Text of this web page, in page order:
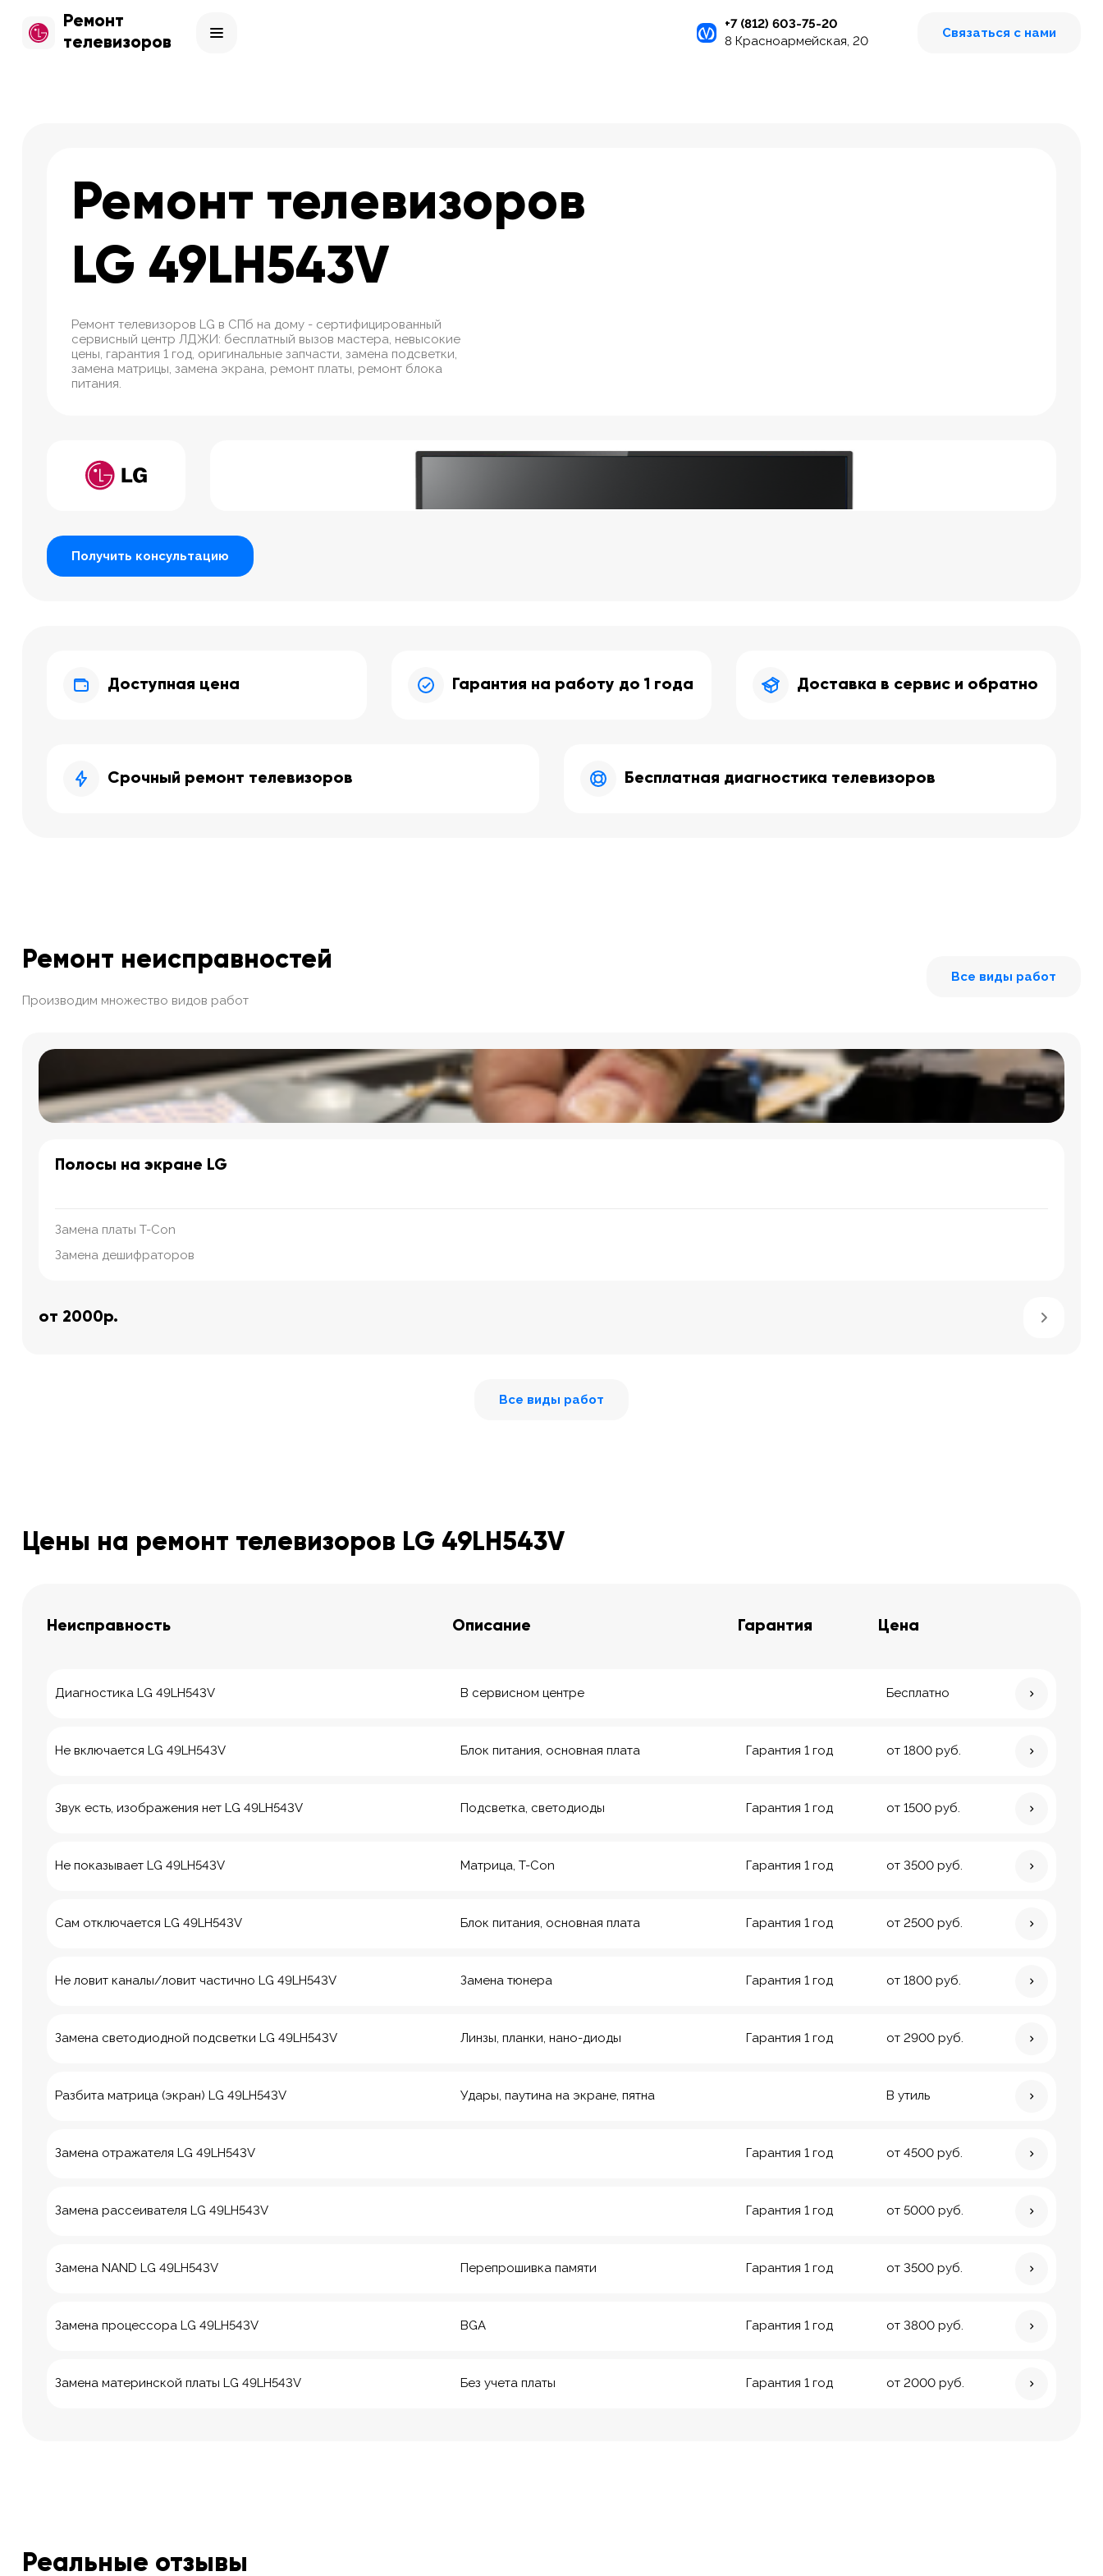
Ремонт
телевизоров
+7 (812) 603-75-20
8 Красноармейская, 20
Связаться с нами
Ремонт телевизоров
LG 49LH543V
Ремонт телевизоров LG в СПб на дому - сертифицированный
сервисный центр ЛДЖИ: бесплатный вызов мастера, невысокие
цены, гарантия 1 год, оригинальные запчасти, замена подсветки,
замена матрицы, замена экрана, ремонт платы, ремонт блока
питания.
Получить консультацию
Доступная цена Гарантия на работу до 1 года Доставка в сервис и обратно
Срочный ремонт телевизоров Бесплатная диагностика телевизоров
Ремонт неисправностей
Производим множество видов работ
Все виды работ
Полосы на экране LG
Замена платы T-Con
Замена дешифраторов
от 2000р.
Все виды работ
Цены на ремонт телевизоров LG 49LH543V
Неисправность Описание Гарантия Цена
Диагностика LG 49LH543V В сервисном центре Бесплатно
Не включается LG 49LH543V Блок питания, основная плата Гарантия 1 год от 1800 руб.
Звук есть, изображения нет LG 49LH543V Подсветка, светодиоды Гарантия 1 год от 1500 руб.
Не показывает LG 49LH543V Матрица, T-Con Гарантия 1 год от 3500 руб.
Сам отключается LG 49LH543V Блок питания, основная плата Гарантия 1 год от 2500 руб.
Не ловит каналы/ловит частично LG 49LH543V Замена тюнера Гарантия 1 год от 1800 руб.
Замена светодиодной подсветки LG 49LH543V Линзы, планки, нано-диоды Гарантия 1 год от 2900 руб.
Разбита матрица (экран) LG 49LH543V Удары, паутина на экране, пятна В утиль
Замена отражателя LG 49LH543V Гарантия 1 год от 4500 руб.
Замена рассеивателя LG 49LH543V Гарантия 1 год от 5000 руб.
Замена NAND LG 49LH543V Перепрошивка памяти Гарантия 1 год от 3500 руб.
Замена процессора LG 49LH543V BGA Гарантия 1 год от 3800 руб.
Замена материнской платы LG 49LH543V Без учета платы Гарантия 1 год от 2000 руб.
Реальные отзывы